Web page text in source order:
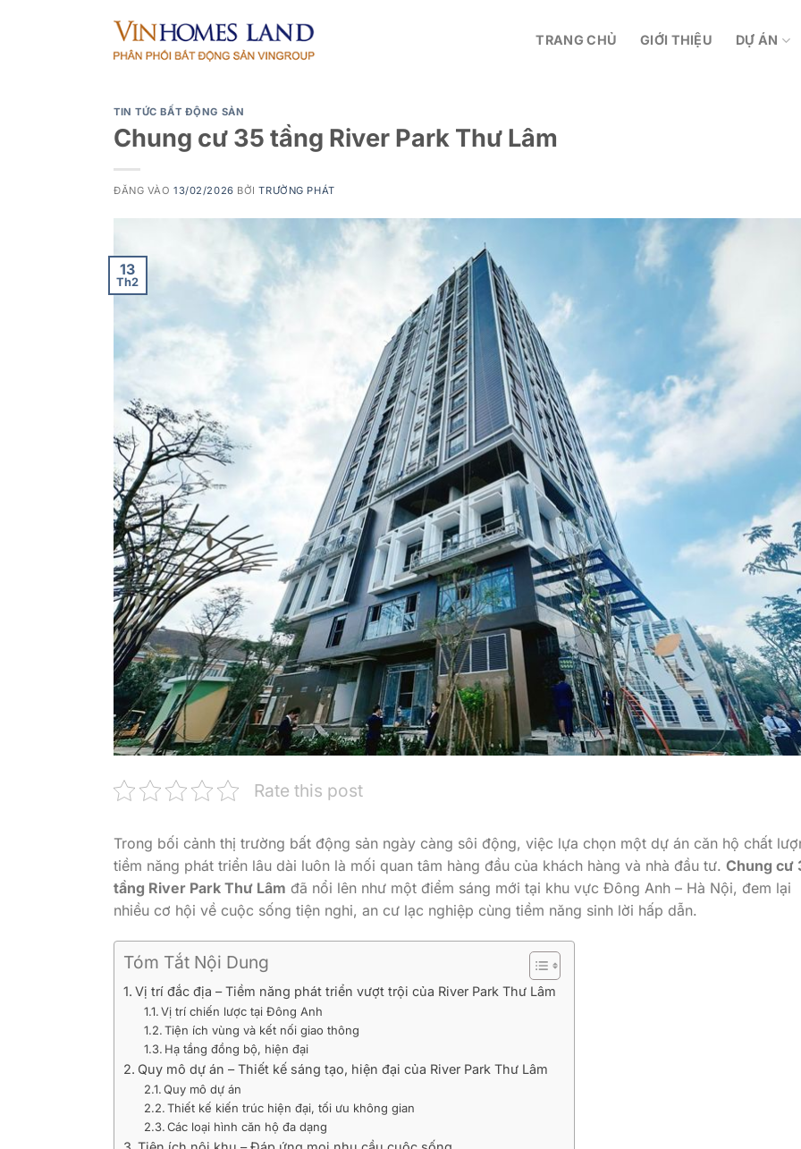
TRANG CHỦ GIỚI THIỆU DỰ ÁN
TIN TỨC BẤT ĐỘNG SẢN
Chung cư 35 tầng River Park Thư Lâm
ĐĂNG VÀO13/02/2026 BỞITRƯỜNG PHÁT
13
Th2
Rate this post
Trong bối cảnh thị trường bất động sản ngày càng sôi động, việc lựa chọn một dự án căn hộ chất
tiềm năng phát triển lâu dài luôn là mối quan tâm hàng đầu của khách hàng và nhà đầu tư. Chung cư
tầng River Park Thư Lâm đã nổi lên như một điểm sáng mới tại khu vực Đông Anh – Hà Nội, đem lại
nhiều cơ hội về cuộc sống tiện nghi, an cư lạc nghiệp cùng tiềm năng sinh lời hấp dẫn.
Tóm Tắt Nội Dung
Vị trí đắc địa – Tiềm năng phát triển vượt trội của River Park Thư Lâm
Vị trí chiến lược tại Đông Anh
Tiện ích vùng và kết nối giao thông
Hạ tầng đồng bộ, hiện đại
Quy mô dự án – Thiết kế sáng tạo, hiện đại của River Park Thư Lâm
Quy mô dự án
Thiết kế kiến trúc hiện đại, tối ưu không gian
Các loại hình căn hộ đa dạng